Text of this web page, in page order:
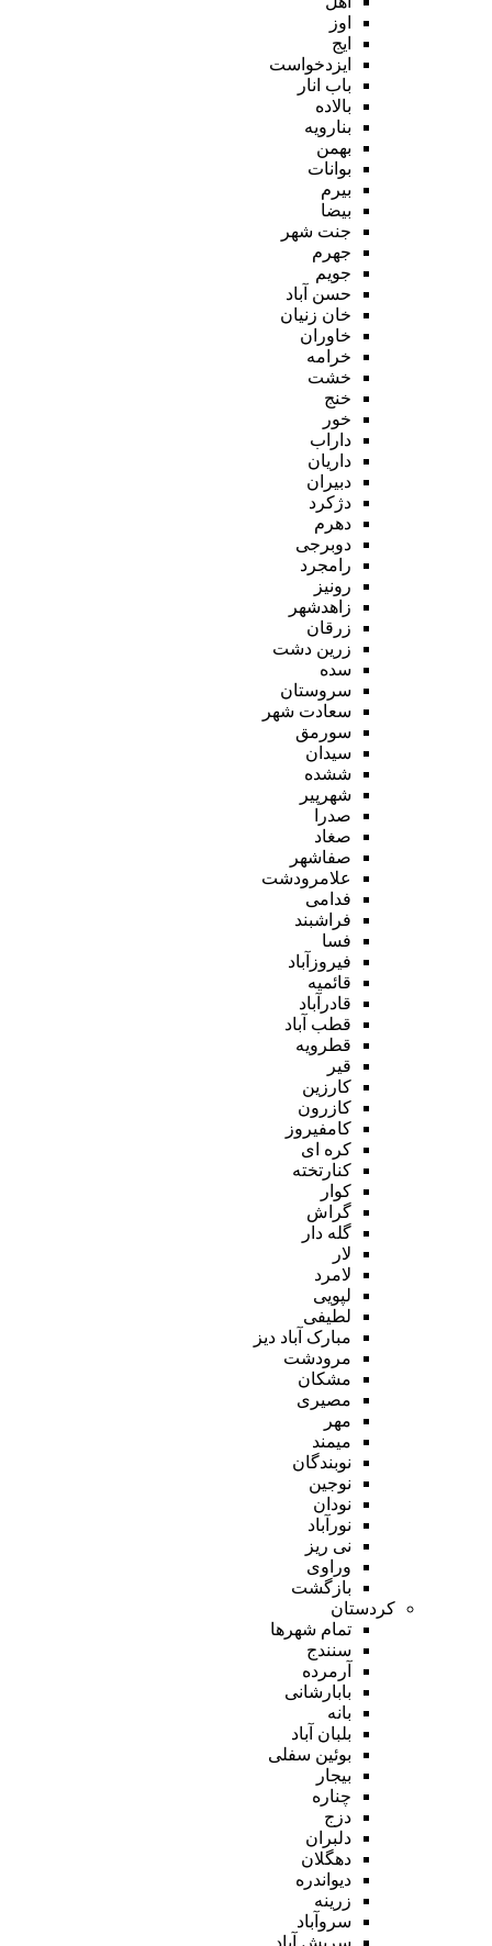
اوز
ایج
ایزدخواست
باب انار
بالاده
بنارویه
بهمن
بوانات
بیرم
بیضا
جنت شهر
جهرم
جویم
حسن آباد
خان زنیان
خاوران
خرامه
خشت
خنج
خور
داراب
داریان
دبیران
دژکرد
دهرم
دوبرجی
رامجرد
رونیز
زاهدشهر
زرقان
زرین دشت
سده
سروستان
سعادت شهر
سورمق
سیدان
ششده
شهرپیر
صدرا
صغاد
صفاشهر
علامرودشت
فدامی
فراشبند
فسا
فیروزآباد
قائمیه
قادرآباد
قطب آباد
قطرویه
قیر
کارزین
کازرون
کامفیروز
کره ای
کنارتخته
کوار
گراش
گله دار
لار
لامرد
لپویی
لطیفی
مبارک آباد دیز
مرودشت
مشکان
مصیری
مهر
میمند
نوبندگان
نوجین
نودان
نورآباد
نی ریز
وراوی
بازگشت
کردستان
تمام شهر‌ها
سنندج
آرمرده
بابارشانی
بانه
بلبان آباد
بوئین سفلی
بیجار
چناره
دزج
دلبران
دهگلان
دیواندره
زرینه
سروآباد
سریش آباد